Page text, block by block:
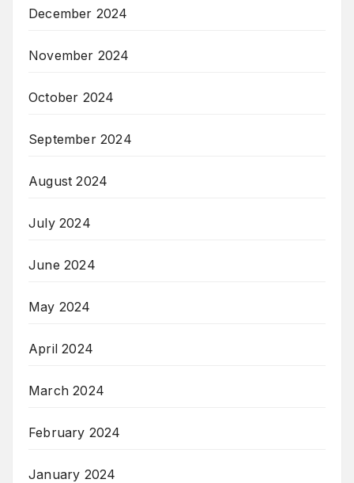
December 2024
November 2024
October 2024
September 2024
August 2024
July 2024
June 2024
May 2024
April 2024
March 2024
February 2024
January 2024